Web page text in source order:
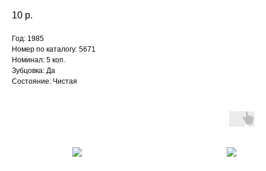
10 р.
Год: 1985
Номер по каталогу: 5671
Номинал: 5 коп.
Зубцовка: Да
Состояние: Чистая